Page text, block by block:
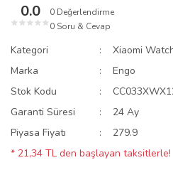
0.0
★ ★ ★ ★ ★
0 Değerlendirme
0 Soru & Cevap
Kategori
Xiaomi
Marka
Engo
Stok Kodu
Garanti Süresi
24 Ay
Piyasa Fiyatı
279.9
* 21,34 TL den başlayan taksitlerle!